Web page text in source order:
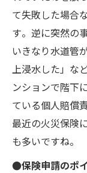
て失敗した場合
す​。逆に突然の
いきなり水道管
上浸水した」な
ンションで階下
ている個人賠償
最近の火災保険
も多いですね。
●保険申請のポ